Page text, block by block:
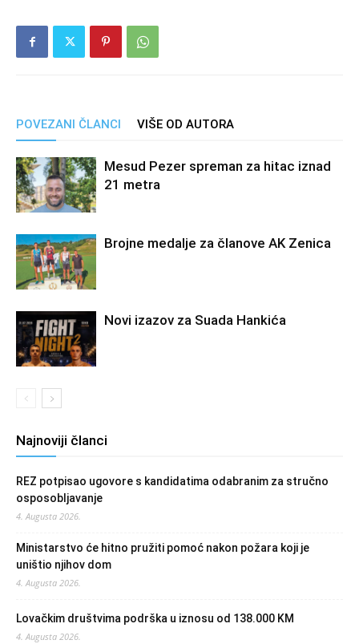
POVEZANI ČLANCI VIŠE OD AUTORA
Mesud Pezer spreman za hitac iznad
21 metra
Brojne medalje za članove AK Zenica
Novi izazov za Suada Hankića
Najnoviji članci
REZ potpisao ugovore s kandidatima odabranim za stručno
osposobljavanje
4. Augusta 2026.
Ministarstvo će hitno pružiti pomoć nakon požara koji je
uništio njihov dom
4. Augusta 2026.
Lovačkim društvima podrška u iznosu od 138.000 KM
4. Augusta 2026.